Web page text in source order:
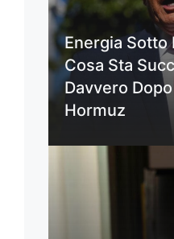
Energia Sotto
Cosa Sta
Davvero
Hormuz